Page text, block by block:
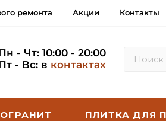
ремонта Акции Контакты
- Чт: 10:00 - 20:00
- Вс: в контактах
ПЛИТКА ДЛЯ